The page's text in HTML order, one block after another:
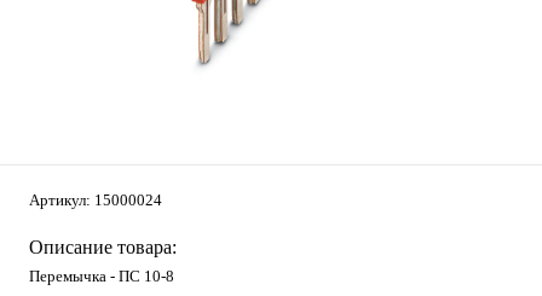
Артикул: 15000024
Описание товара:
Перемычка - ПС 10-8